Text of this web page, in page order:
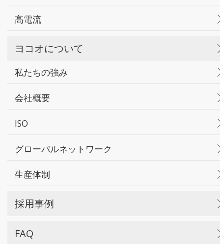
高電流
ヨコオについて
私たちの強み
会社概要
ISO
グローバルネットワーク
生産体制
採用事例
FAQ